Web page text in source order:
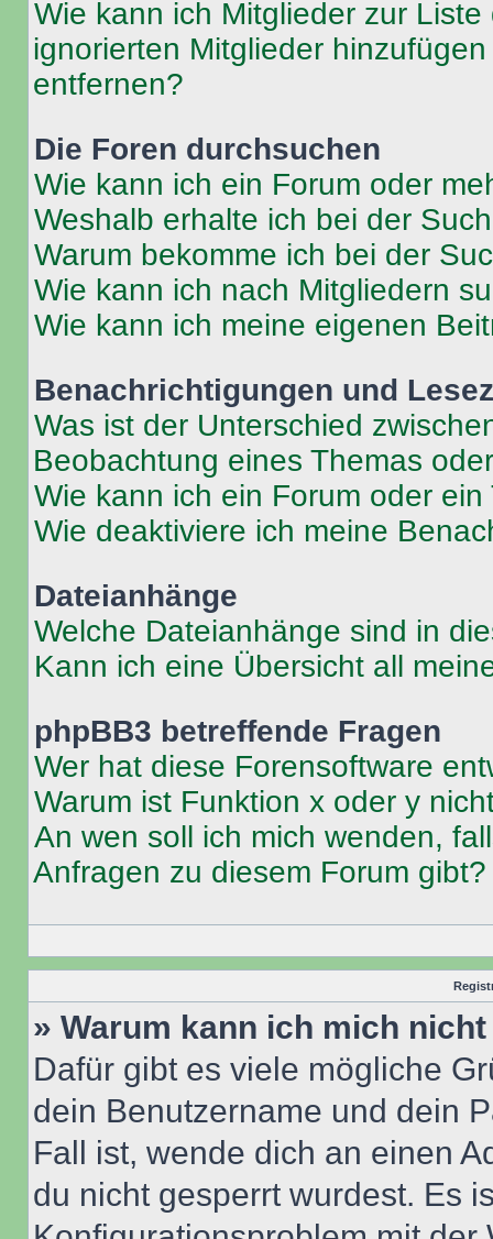
Wie kann ich Mitglieder zur
ignorierten Mitglieder
entfernen?
Die Foren durchsuchen
Wie kann ich ein Forum oder
Weshalb erhalte ich bei der
Warum bekomme ich bei der
Wie kann ich nach Mitgliedern
Wie kann ich meine eigenen
Benachrichtigungen und
Was ist der Unterschied
Beobachtung eines Themas
Wie kann ich ein Forum oder
Wie deaktiviere ich meine
Dateianhänge
Welche Dateianhänge sind in
Kann ich eine Übersicht all
phpBB3 betreffende Fragen
Wer hat diese Forensoftware
Warum ist Funktion x oder y
An wen soll ich mich wenden,
Anfragen zu diesem Forum gibt?
» Warum kann ich mich
Dafür gibt es viele mögliche
dein Benutzername und dein
Fall ist, wende dich an einen
du nicht gesperrt wurdest. Es